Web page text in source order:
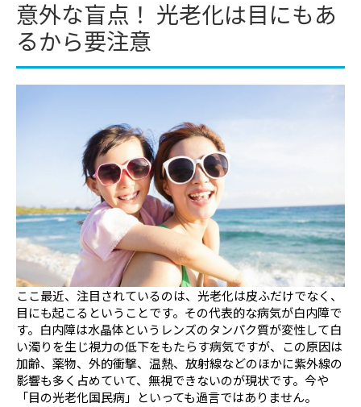
意外な盲点！ 光老化は目にもあ
るから要注意
ここ最近、注目されているのは、光老化は皮ふだけでなく、
目にも起こるということです。その代表的な病気が白内障で
す。白内障は水晶体というレンズのタンパク質が変性して白
い濁りを生じ視力の低下をもたらす病気ですが、この原因は
加齢、薬物、外的衝撃、温熱、放射線などのほかに紫外線の
影響も多く占めていて、無視できないのが現状です。今や
「目の光老化国民病」といっても過言ではありません。